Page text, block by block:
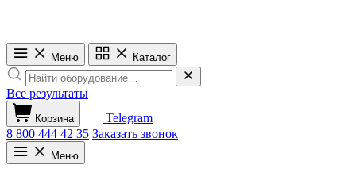
Меню Каталог
Все результаты
Корзина
Telegram
8 800 444 42 35 Заказать звонок
Меню